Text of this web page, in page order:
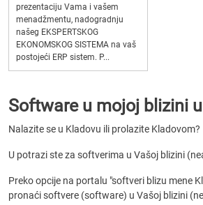
prezentaciju Vama i vašem
menadžmentu, nadogradnju
našeg EKSPERTSKOG
EKONOMSKOG SISTEMA na vaš
postojeći ERP sistem. P...
Software u mojoj blizini
Nalazite se u Kladovu ili prolazite Kladovom?
U potrazi ste za softverima u Vašoj blizini
Preko opcije na portalu "softveri blizu mene
pronaći softvere (software) u Vašoj blizini